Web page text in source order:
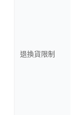
退換貨限制